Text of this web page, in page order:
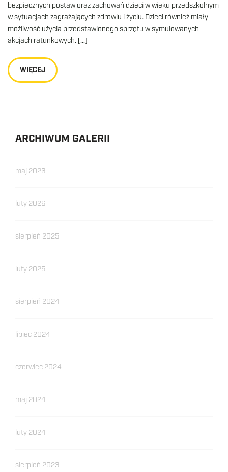
bezpiecznych postaw oraz zachowań dzieci w wieku przedszkolnym
w sytuacjach zagrażających zdrowiu i życiu. Dzieci również miały
możliwość użycia przedstawionego sprzętu w symulowanych
akcjach ratunkowych. […]
WIĘCEJ
ARCHIWUM GALERII
maj 2026
luty 2026
sierpień 2025
luty 2025
sierpień 2024
lipiec 2024
czerwiec 2024
maj 2024
luty 2024
sierpień 2023